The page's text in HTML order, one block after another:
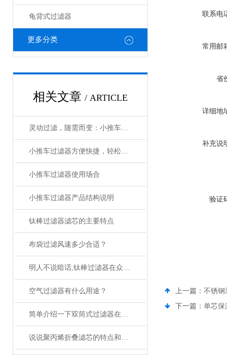
龟背式过滤器
更多分类
相关文章 / ARTICLE
灵动过滤，随需而变：小推车过滤器如何重塑车间流体处理效率
小推车过滤器方便快捷，轻松体验一体式过滤方式
小推车过滤器使用场合
小推车过滤器产品结构说明
钛棒过滤器滤芯的主要特点
布袋过滤风速多少合适？
明人不说暗话,钛棒过滤器在众多优点的背后还有点小欠缺
空气过滤器有什么用途？
简单介绍一下双筒式过滤器在其他领域的应用
说说聚丙烯折叠滤芯的特点和典型应用
联系电
常用邮
省
详细地
补充说
验证
上一篇： 不锈钢
下一篇： 单芯保